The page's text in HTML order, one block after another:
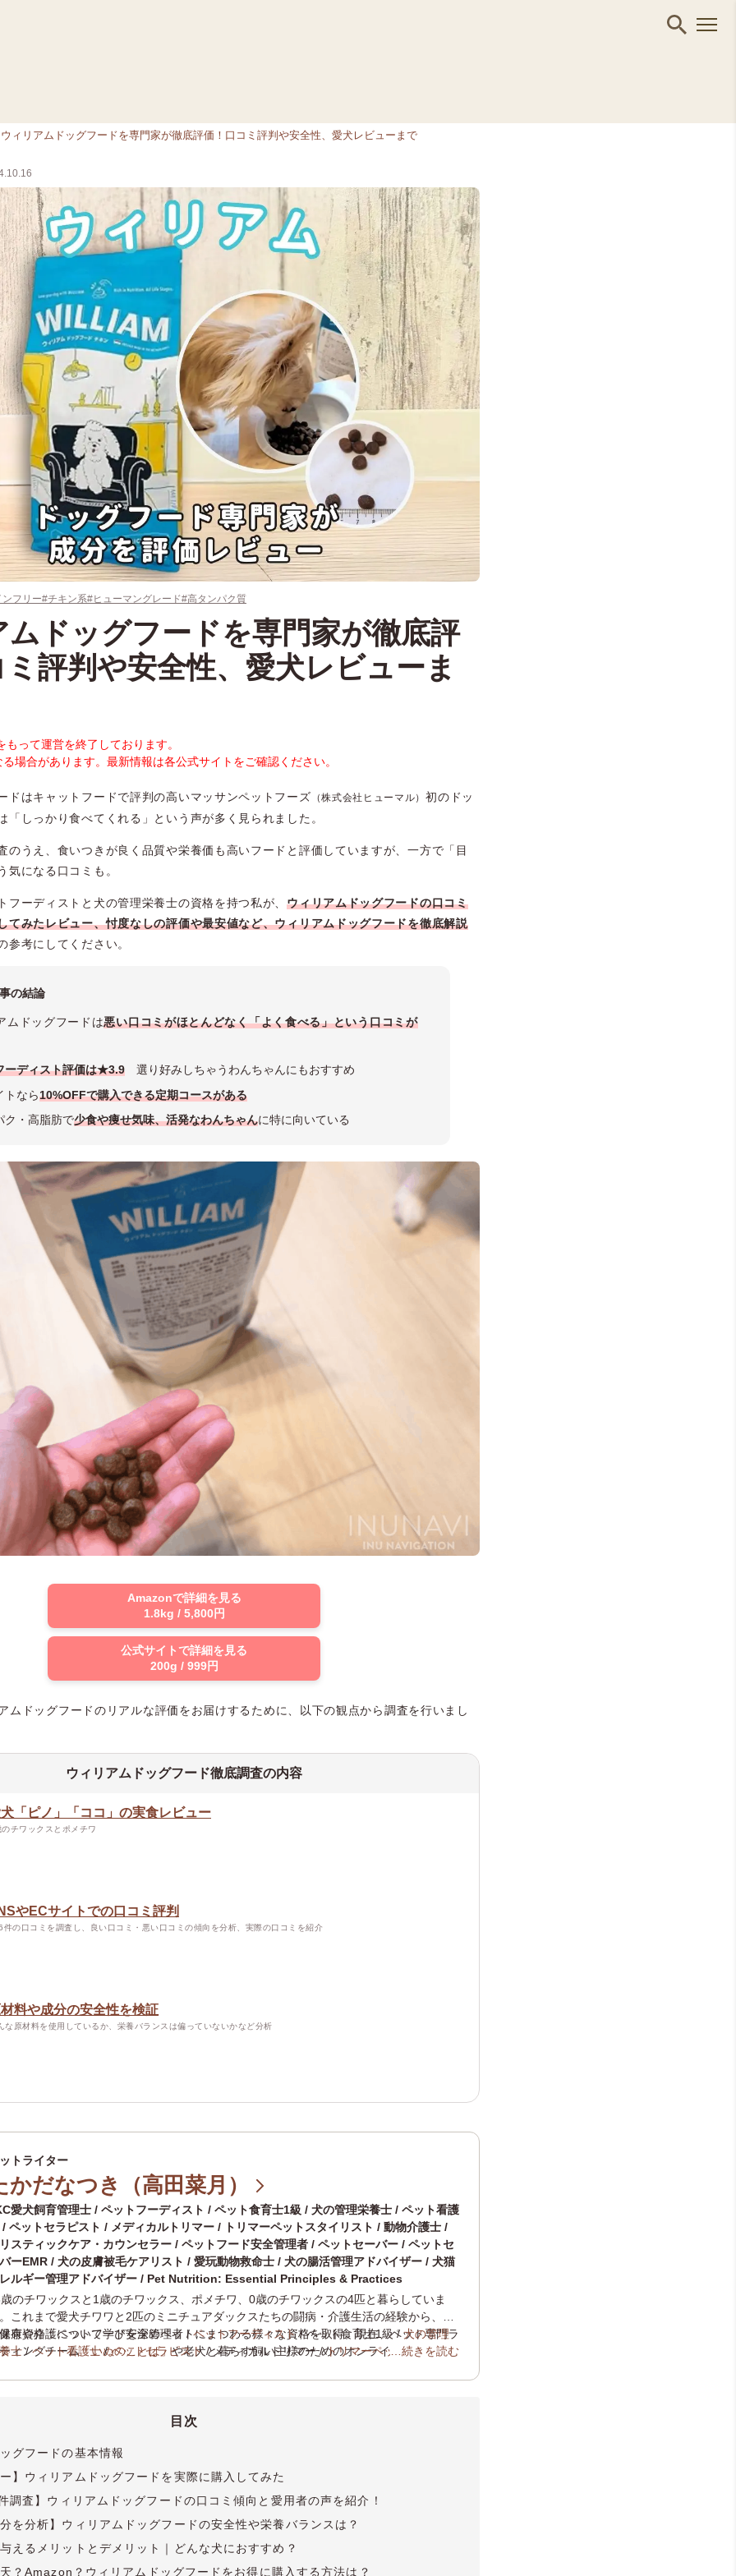
ウィリアムドッグフードを専門家が徹底評価！口コミ評判や安全性、愛犬レビューまで
フリー#チキン系#ヒューマングレード#高タンパク質
ドッグフードを専門家が徹底評
評判や安全性、愛犬レビューま
って運営を終了しております。
場合があります。最新情報は各公式サイトをご確認ください。
ドはキャットフードで評判の高いマッサンペットフーズ （株式会社ヒューマル）初のドッ
「しっかり食べてくれる」という声が多く見られました。
のうえ、食いつきが良く品質や栄養価も高いフードと評価していますが、一方で「目
気になる口コミも。
フーディストと犬の管理栄養士の資格を持つ私が、ウィリアムドッグフードの口コミ
てみたレビュー、忖度なしの評価や最安値など、ウィリアムドッグフードを徹底解説
参考にしてください。
の結論
ムドッグフードは悪い口コミがほとんどなく「よく食べる」という口コミが
ーディスト評価は★3.9
選り好みしちゃうわんちゃんにもおすすめ
トなら10%OFFで購入できる定期コースがある
ク・高脂肪で少食や痩せ気味、活発なわんちゃんに特に向いている
Amazonで詳細を見る
1.8kg / 5,800円
公式サイトで詳細を見る
200g / 999円
ムドッグフードのリアルな評価をお届けするために、以下の観点から調査を行いまし
ウィリアムドッグフード徹底調査の内容
「ピノ」「ココ」の実食レビュー
チワックスとポメチワ
やECサイトでの口コミ評判
件の口コミを調査し、良い口コミ・悪い口コミの傾向を分析、実際の口コミを紹介
料や成分の安全性を検証
な原材料を使用しているか、栄養バランスは偏っていないかなど分析
トライター
かだなつき（高田菜月）
愛犬飼育管理士 / ペットフーディスト / ペット食育士1級 / 犬の管理栄養士 / ペット看護
/ ペットセラピスト / メディカルトリマー / トリマーペットスタイリスト / 動物介護士 /
スティックケア・カウンセラー / ペットフード安全管理者 / ペットセーバー / ペットセ
ーEMR / 犬の皮膚被毛ケアリスト / 愛玩動物救命士 / 犬の腸活管理アドバイザー / 犬猫
ルギー管理アドバイザー / Pet Nutrition: Essential Principles & Practices
のチワックスと1歳のチワックス、ポメチワ、0歳のチワックスの4匹と暮らしていま
これまで愛犬チワワと2匹のミニチュアダックスたちの闘病・介護生活の経験から、犬
康や介護について学びを深めペットにまつわる様々な資格を取得。現在、ペット専門ラ
ィングチーム「いぬのことば」や老犬と暮らす飼い主様のためのオンライン相談窓口
有資格：ペットフード安全管理者 /ペットフーディスト/ ペット食育士1級 /犬の管理
士/ペット看護士/ペットセラピスト/ メディカルトリマー /トリマーペットスタイリ
薬機法・医療法適法広告取扱個人認証規格
…続きを読む
目次
グフードの基本情報
】ウィリアムドッグフードを実際に購入してみた
調査】ウィリアムドッグフードの口コミ傾向と愛用者の声を紹介！
を分析】ウィリアムドッグフードの安全性や栄養バランスは？
えるメリットとデメリット｜どんな犬におすすめ？
？Amazon？ウィリアムドッグフードをお得に購入する方法は？